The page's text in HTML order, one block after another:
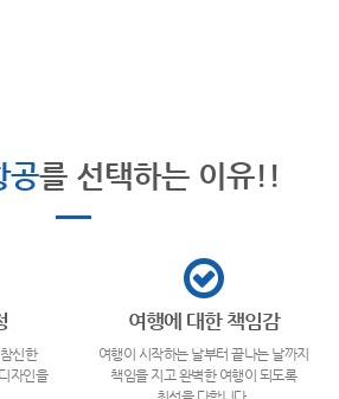
공를 선택하는 이유!!
신한
자인을
여행에 대한 책임감
여행이 시작하는 날부터 끝나는 날까지
책임을 지고 완벽한 여행이 되도록